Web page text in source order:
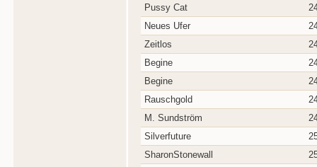
Pussy Cat
Neues Ufer
Zeitlos
Begine
Begine
Rauschgold
M. Sundström
Silverfuture
SharonStonewall